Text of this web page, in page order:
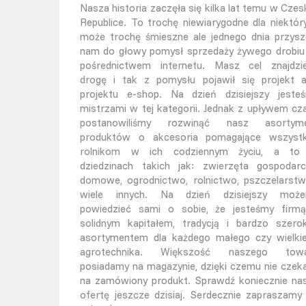
Nasza historia zaczęła się kilka lat temu w
Republice. To trochę niewiarygodne dla
może trochę śmieszne ale jednego dnia
nam do głowy pomysł sprzedaży żywego
pośrednictwem internetu. Masz cel
drogę i tak z pomysłu pojawił się projekt
projektu e-shop. Na dzień dzisiejszy
mistrzami w tej kategorii. Jednak z upływem
postanowiliśmy rozwinąć nasz
produktów o akcesoria pomagające
rolnikom w ich codziennym życiu, a
dziedzinach takich jak: zwierzęta
domowe, ogrodnictwo, rolnictwo,
wiele innych. Na dzień dzisiejszy
powiedzieć sami o sobie, że jesteśmy
solidnym kapitałem, tradycją i bardzo
asortymentem dla każdego małego czy
agrotechnika. Większość naszego
posiadamy na magazynie, dzięki czemu nie
na zamówiony produkt. Sprawdź koniecznie
ofertę jeszcze dzisiaj. Serdecznie zapraszamy